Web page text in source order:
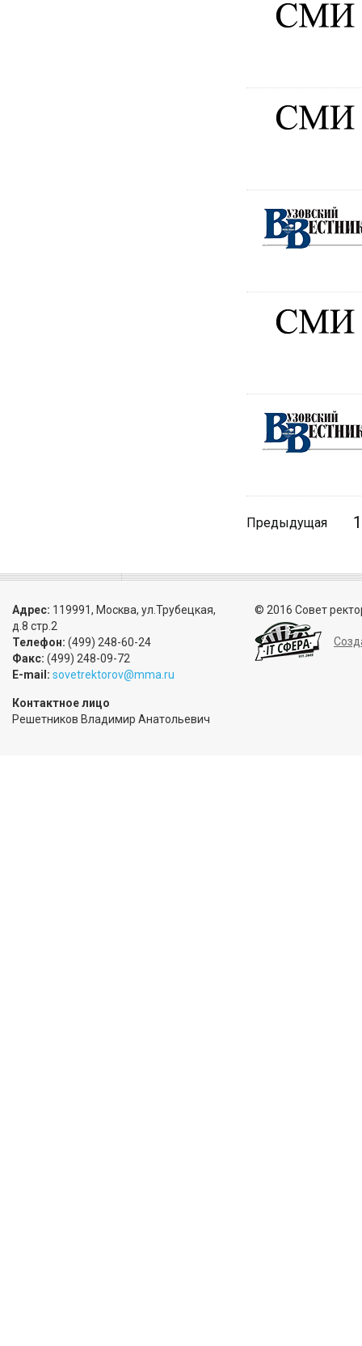
Предыдущая 1
Адрес: 119991, Москва, ул.Трубецкая,
д.8 стр.2
Телефон: (499) 248-60-24
Факс: (499) 248-09-72
E-mail: sovetrektorov@mma.ru
Контактное лицо
Решетников Владимир Анатольевич
© 2016 Совет